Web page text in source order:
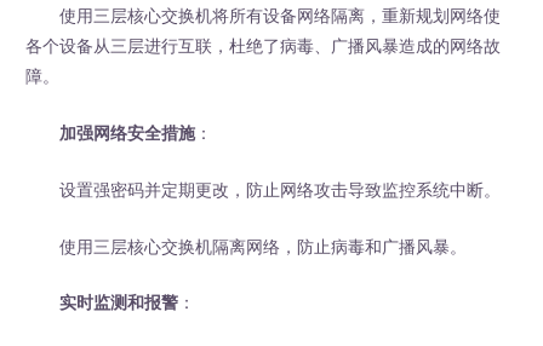
使用三层核心交换机将所有设备网络隔离，重新规划网络使
各个设备从三层进行互联，杜绝了病毒、广播风暴造成的网络故
障。
加强网络安全措施：
设置强密码并定期更改，防止网络攻击导致监控系统中断。
使用三层核心交换机隔离网络，防止病毒和广播风暴。
实时监测和报警 ：